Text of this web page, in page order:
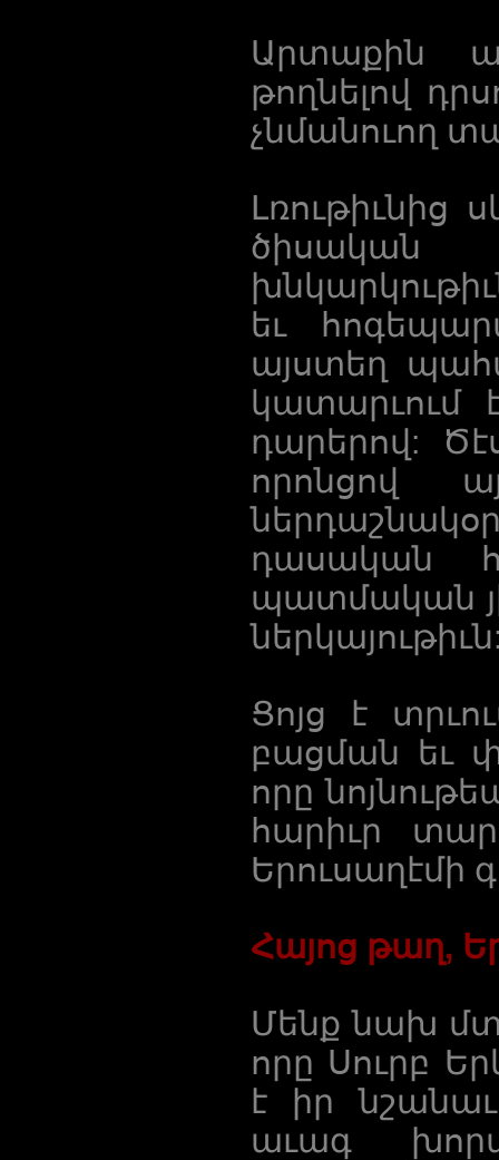
Արտաքին
թողնելով
չնմանուող
Լռութիւնից
եւ
այստեղ
կատարւում
դարերով:
որոնցով
դասական
պատմական
Ցոյց է
բացման եւ
որը
հարիւր
Երուսաղէմի
Հայոց թաղ,
Մենք նախ
որը Սուրբ
է իր
աւագ